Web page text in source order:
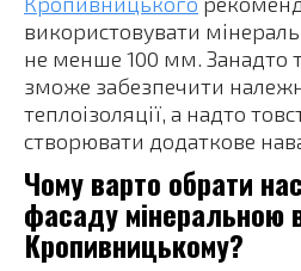
використовувати
не менше 100 мм. Занадто
зможе забезпечити
теплоізоляції, а надто
створювати додаткове
Чому варто обрати
фасаду мінеральною
Кропивницькому?